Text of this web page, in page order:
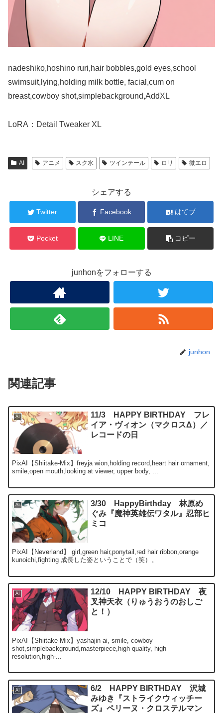
nadeshiko,hoshino ruri,hair bobbles,gold eyes,school
swimsuit,lying,holding milk bottle, facial,cum on
breast,cowboy shot,simplebackground,AddXL
LoRA：Detail Tweaker XL
AI アニメ スク水 ツインテール ロリ 微エロ
シェアする
Twitter Facebook はてブ
Pocket LINE コピー
junhonをフォローする
junhon
関連記事
AI
11/3 HAPPY BIRTHDAY フレ
イア・ヴィオン（マクロスΔ）／
レコードの日
PixAI【Shiitake-Mix】freyja wion,holding record,heart hair ornament,
smile,open mouth,looking at viewer, upper body, ...
AI
3/30 HappyBirthday 林原め
ぐみ『魔神英雄伝ワタル』忍部ヒ
ミコ
PixAI【Neverland】 girl,green hair,ponytail,red hair ribbon,orange
kunoichi,fighting 成長した姿ということで（笑）。
AI
12/10 HAPPY BIRTHDAY 夜
叉神天衣（りゅうおうのおしご
と！）
PixAI【Shiitake-Mix】yashajin ai, smile, cowboy
shot,simplebackground,masterpiece,high quality, high
resolution,high-...
AI
6/2 HAPPY BIRTHDAY 沢城
みゆき『ストライクウィッチー
ズ』ペリーヌ・クロステルマン